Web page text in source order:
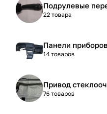
Подрулевые
22 товара
Панели
14 товаров
Привод
76 товаров